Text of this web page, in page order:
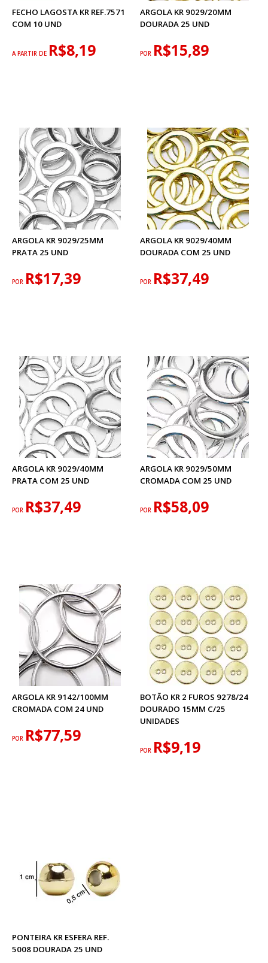
FECHO LAGOSTA KR REF.7571
COM 10 UND
A PARTIR DE R$8,19
ARGOLA KR 9029/20MM
DOURADA 25 UND
POR R$15,89
ARGOLA KR 9029/25MM
PRATA 25 UND
POR R$17,39
ARGOLA KR 9029/40MM
DOURADA COM 25 UND
POR R$37,49
ARGOLA KR 9029/40MM
PRATA COM 25 UND
POR R$37,49
ARGOLA KR 9029/50MM
CROMADA COM 25 UND
POR R$58,09
ARGOLA KR 9142/100MM
CROMADA COM 24 UND
POR R$77,59
BOTÃO KR 2 FUROS 9278/24
DOURADO 15MM C/25
UNIDADES
POR R$9,19
PONTEIRA KR ESFERA REF.
5008 DOURADA 25 UND